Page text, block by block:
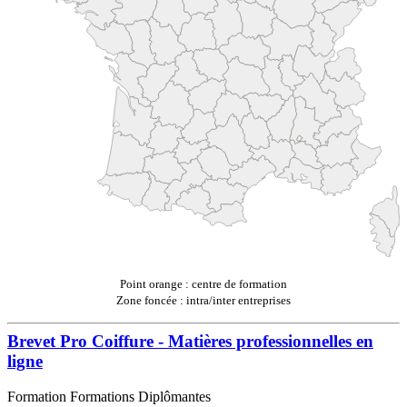
Point orange : centre de formation
Zone foncée : intra/inter entreprises
Brevet Pro Coiffure - Matières professionnelles en
ligne
Formation Formations Diplômantes